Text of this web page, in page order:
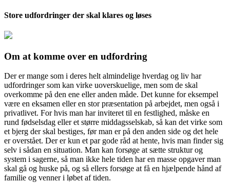
Store udfordringer der skal klares og løses
Om at komme over en udfordring
Der er mange som i deres helt almindelige hverdag og liv har
udfordringer som kan virke uoverskuelige, men som de skal
overkomme på den ene eller anden måde. Det kunne for eksempel
være en eksamen eller en stor præsentation på arbejdet, men også i
privatlivet. For hvis man har inviteret til en festlighed, måske en
rund fødselsdag eller et større middagsselskab, så kan det virke som
et bjerg der skal bestiges, før man er på den anden side og det hele
er overstået. Der er kun et par gode råd at hente, hvis man finder sig
selv i sådan en situation. Man kan forsøge at sætte struktur og
system i sagerne, så man ikke hele tiden har en masse opgaver man
skal gå og huske på, og så ellers forsøge at få en hjælpende hånd af
familie og venner i løbet af tiden.